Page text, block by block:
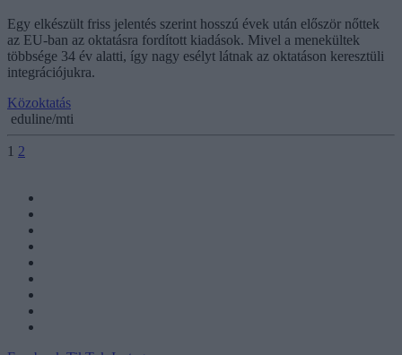
Egy elkészült friss jelentés szerint hosszú évek után először nőttek
az EU-ban az oktatásra fordított kiadások. Mivel a menekültek
többsége 34 év alatti, így nagy esélyt látnak az oktatáson keresztüli
integrációjukra.
Közoktatás
eduline/mti
1 2